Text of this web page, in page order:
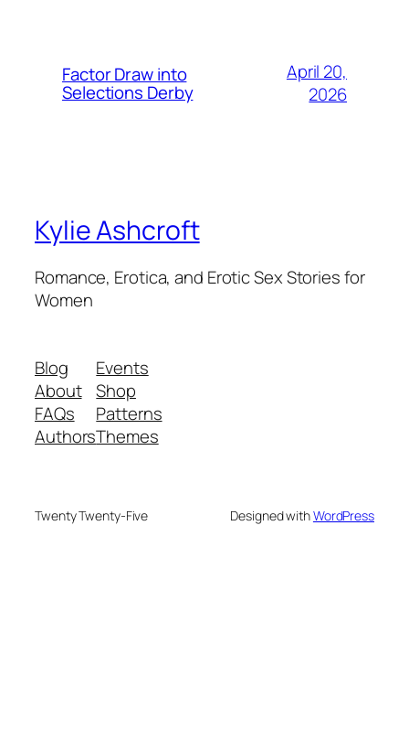
Factor Draw into
Selections Derby
April 20,
2026
Kylie Ashcroft
Romance, Erotica, and Erotic Sex Stories for
Women
Blog
About
FAQs
Authors
Events
Shop
Patterns
Themes
Twenty Twenty-Five Designed withWordPress